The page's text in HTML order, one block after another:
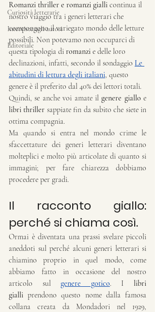
Curiosità letterarie
Interviste agli autori
Editoriale
Romanzi thriller e romanzi gialli continua il
nostro viaggio tra i generi letterari che
compongono il variegato mondo delle letture
possibili. Non potevamo non occuparci di
questa tipologia di romanzi e delle loro
declinazioni, infatti, secondo il sondaggio Le
abitudini di lettura degli italiani, questo
genere è il preferito dal 40% dei lettori totali.
Quindi, se anche voi amate il genere giallo
libri thriller sappiate fin da subito che siete in
ottima compagnia.
Ma quando si entra nel mondo crime le
sfaccettature dei generi letterari diventano
molteplici e molto più articolate di quanto si
immagini; per fare chiarezza dobbiamo
procedere per gradi.
Il racconto giallo:
perché si chiama così.
Ormai è diventata una prassi svelare piccoli
aneddoti sul perché alcuni generi letterari si
chiamino proprio in quel modo, come
abbiamo fatto in occasione del nostro
articolo sul genere gotico. I libri
gialli prendono questo nome dalla famosa
collana creata da Mondadori nel 1929,